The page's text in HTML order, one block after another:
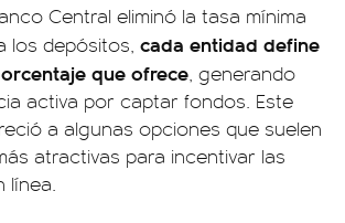
Central eliminó la tasa mínima
los depósitos, cada entidad define
que ofrece, generando
activa por captar fondos. Este
a algunas opciones que suelen
atractivas para incentivar las
línea.